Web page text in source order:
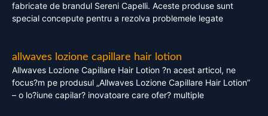
fabricate de brandul Sereni Capelli. Aceste produse sunt
special concepute pentru a rezolva problemele legate
allwaves lozione capillare hair lotion
Allwaves Lozione Capillare Hair Lotion ?n acest articol, ne
focus?m pe produsul „Allwaves Lozione Capillare Hair Lotion”
– o lo?iune capilar? inovatoare care ofer? multiple